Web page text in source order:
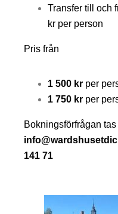
Transfer till och
kr per person
Pris från
1 500 kr per
1 750 kr per
Bokningsförfrågan
info@w
141 71